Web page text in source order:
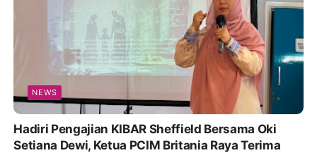
NEWS
Hadiri Pengajian KIBAR Sheffield Bersama Oki
Setiana Dewi, Ketua PCIM Britania Raya Terima